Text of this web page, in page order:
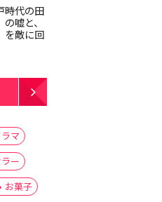
時代の田
嘘と、
を敵に回
マ
ー
お菓子